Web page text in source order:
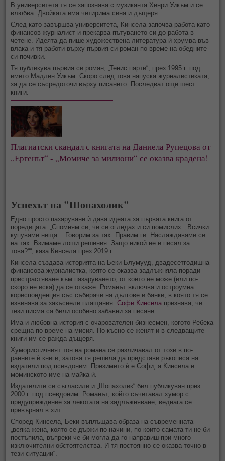
В университета тя се запознава с музиканта Хенри Уикъм и се
влюбва. Двойката има четирима сина и дъщеря.
След като завършва университета, Кинсела започва работа като
финансов журналист и прекарва пътуването си до работа в
четене. Идеята да пише художествена литература ѝ хрумва във
влака и тя работи върху първия си роман по време на обедните
си почивки.
Тя публикува първия си роман, „Тенис парти“, през 1995 г. под
името Мадлен Уикъм. Скоро след това напуска журналистиката,
за да се съсредоточи върху писането. Последват още шест
книги.
Плагиатски скандал с книгата на Даниела Рупецова от
„Ергенът“ - „Момиче за милиони“ се оказва крадена!
Успехът на "Шопахолик"
Едно просто пазаруване ѝ дава идеята за първата книга от
поредицата. „Спомням си, че се огледах и си помислих: „Всички
купуваме неща... Говорим за тях. Правим ги. Наслаждаваме се
на тях. Взимаме лоши решения. Защо никой не е писал за
това?““, каза Кинсела през 2019 г.
Кинсела създава историята на Беки Блумууд, двадесетгодишна
финансова журналистка, която се оказва задлъжняла поради
пристрастяване към пазаруването, от което не може (или по-
скоро не иска) да се откаже. Романът включва и остроумна
кореспонденция със събирачи на дългове и банки, в която тя се
извинява за закъснели плащания.Софи Кинсела признава, че
тези писма са били особено забавни за писане.
Има и любовна история с очарователен бизнесмен, когото Ребека
срещна по време на мисия. По-късно се женят и в следващите
книги им се ражда дъщеря.
Хумористичният тон на романа се различавал от този в по-
ранните ѝ книги, затова тя решила да представи ръкописа на
издатели под псевдоним. Презимето ѝ е Софи, а Кинсела е
моминското име на майка ѝ.
Издателите се съгласили и „Шопахолик“ бил публикуван през
2000 г. под псевдоним. Романът, който съчетавал хумор с
предупреждение за лекотата на задлъжняване, веднага се
превърнал в хит.
Според Кинсела, Беки въплъщава образа на съвременната
„всяка жена, която се държи по начини, по които самата ти не би
постъпила, въпреки че би могла да го направиш при много
изключителни обстоятелства. И тя постоянно се оказва точно в
тези ситуации“.